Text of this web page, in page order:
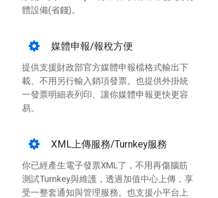
體設備(省錢)。
媒體申報/報稅方便
提供支援財政部官方媒體申報檔格式輸出下
載、不用另行輸入銷項發票。也提供外掛統
一發票明細表列印、讓你媒體申報更快更容
易。
XML上傳服務/Turnkey服務
你已經產生電子發票XML了，不用再傷腦筋
測試Turnkey與維護，透過加值中心上傳，享
受一整套通知與管理服務。也支援小平台上